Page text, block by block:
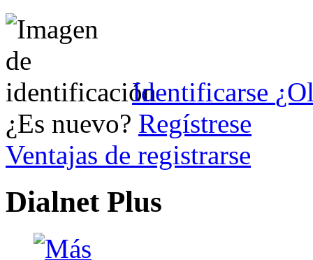
Identificarse
¿Es nuevo? Regístrese
Ventajas de registrarse
Dialnet Plus